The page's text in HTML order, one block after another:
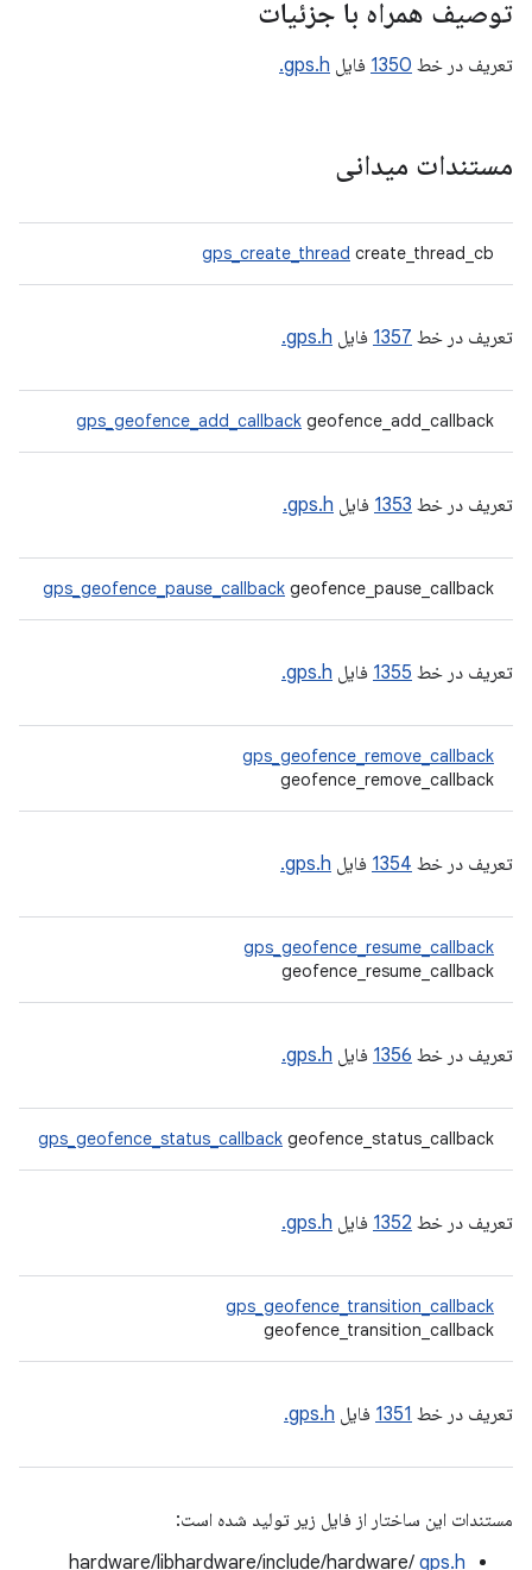
توصیف همراه با جزئیات
تعریف در خط 1350 فایل gps.h.
مستندات میدانی
gps_create_thread create_thread_cb
تعریف در خط 1357 فایل gps.h.
gps_geofence_add_callback geofence_add_callback
تعریف در خط 1353 فایل gps.h.
gps_geofence_pause_callback geofence_pause_callback
تعریف در خط 1355 فایل gps.h.
gps_geofence_remove_callback
geofence_remove_callback
تعریف در خط 1354 فایل gps.h.
gps_geofence_resume_callback
geofence_resume_callback
تعریف در خط 1356 فایل gps.h.
gps_geofence_status_callback geofence_status_callback
تعریف در خط 1352 فایل gps.h.
gps_geofence_transition_callback
geofence_transition_callback
تعریف در خط 1351 فایل gps.h.
مستندات این ساختار از فایل زیر تولید شده است:
hardware/libhardware/include/hardware/ gps.h